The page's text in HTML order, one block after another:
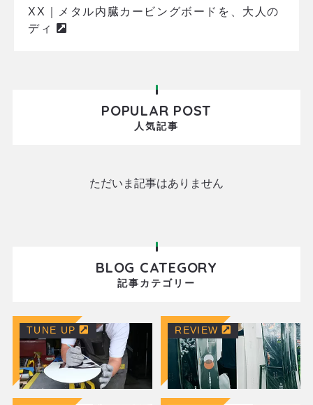
XX｜メタル内臓カービングボードを、大人の
ディ
POPULAR POST
人気記事
ただいま記事はありません
BLOG CATEGORY
記事カテゴリー
TUNE UP REVIEW